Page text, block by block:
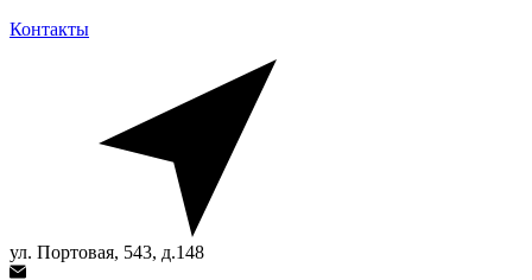
Контакты
ул. Портовая, 543, д.148